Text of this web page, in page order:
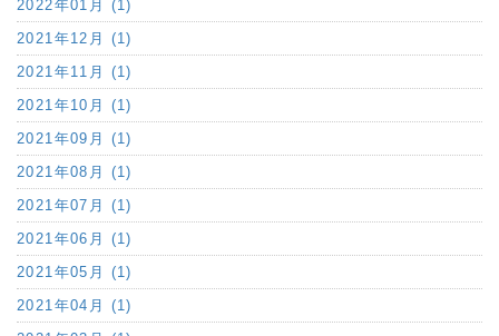
2022年01月 (1)
2021年12月 (1)
2021年11月 (1)
2021年10月 (1)
2021年09月 (1)
2021年08月 (1)
2021年07月 (1)
2021年06月 (1)
2021年05月 (1)
2021年04月 (1)